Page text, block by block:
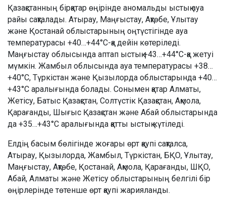
Қазақстанның бірқатар өңірінде аномальды ыстық ауа
райы сақталады. Атырау, Маңғыстау, Ақтөбе, Ұлытау
және Қостанай облыстарының оңтүстігінде ауа
температурасы +40…+44°C-қа дейін көтеріледі.
Маңғыстау облысында аптап ыстық +43…+44°C-қа жетуі
мүмкін. Жамбыл облысында ауа температурасы +38…
+40°C, Түркістан және Қызылорда облыстарында +40…
+43°C аралығында болады. Сонымен қатар Алматы,
Жетісу, Батыс Қазақстан, Солтүстік Қазақстан, Ақмола,
Қарағанды, Шығыс Қазақстан және Абай облыстарында
да +35…+43°C аралығында қатты ыстық күтіледі.
Елдің басым бөлігінде жоғары өрт қаупі сақталса,
Атырау, Қызылорда, Жамбыл, Түркістан, БҚО, Ұлытау,
Маңғыстау, Ақтөбе, Қостанай, Ақмола, Қарағанды, ШҚО,
Абай, Алматы және Жетісу облыстарының белгілі бір
өңірлерінде төтенше өрт қаупі жарияланды.